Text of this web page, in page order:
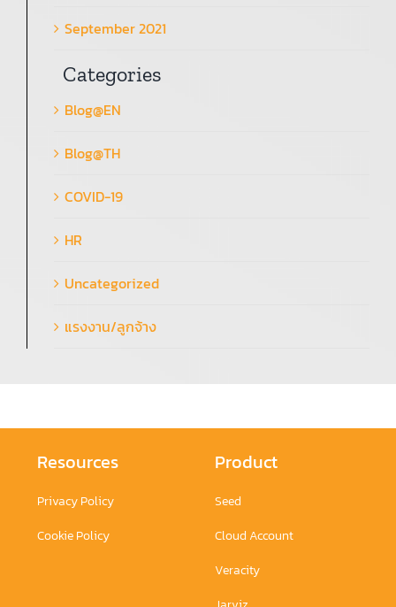
September 2021
Categories
Blog@EN
Blog@TH
COVID-19
HR
Uncategorized
แรงงาน/ลูกจ้าง
Resources
Privacy Policy
Cookie Policy
Product
Seed
Cloud Account
Veracity